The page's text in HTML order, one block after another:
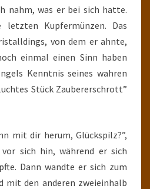
nahm, was er bei sich hatte.
letzten Kupfermünzen. Das
von dem er ahnte,
einmal einen Sinn haben
Kenntnis seines wahren
Stück Zaubererschrott”
mit dir herum, Glückspilz?”,
sich hin, während er sich
Dann wandte er sich zum
mit den anderen zweieinhalb